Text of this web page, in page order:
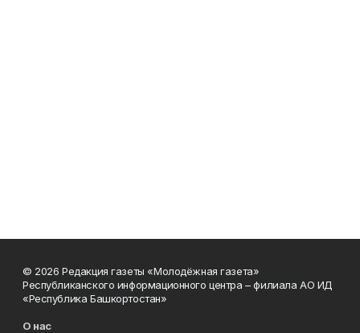
© 2026 Редакция газеты «Молодёжная газета»
Республиканского информационного центра – филиала АО ИД
«Республика Башкортостан»
О нас